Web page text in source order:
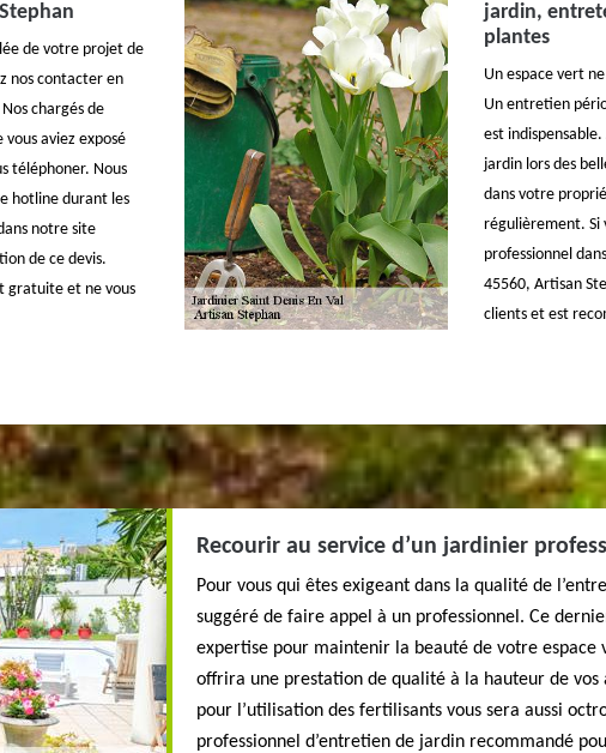
de votre projet de
nos contacter en
chargés de
aviez exposé
téléphoner. Nous
hotline durant les
notre site
de ce devis.
gratuite et ne vous
jardin,
plantes
Un espace vert
Un entretien
est
jardin lors des
dans votre
régulièrement. Si
professionnel
45560, Artisan
clients et est
Recourir au service d’un jardinier
Pour vous qui êtes exigeant dans la qualité de
suggéré de faire appel à un professionnel. Ce
expertise pour maintenir la beauté de votre espace
offrira une prestation de qualité à la hauteur de vos
pour l’utilisation des fertilisants vous sera aussi
professionnel d’entretien de jardin recommandé